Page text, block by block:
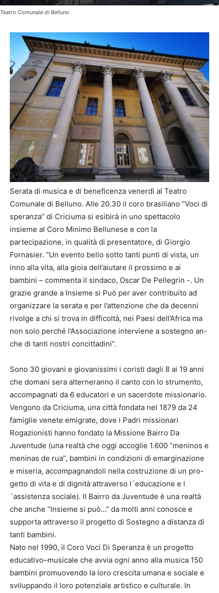
Teatro Comunale di Belluno
Serata di musica e di beneficenza venerdì al Teatro
Comunale di Belluno. Alle 20.30 il coro brasiliano “Voci di
speranza” di Criciuma si esibirà in uno spettacolo
insieme al Coro Minimo Bellunese e con la
partecipazione, in qualità di presentatore, di Giorgio
Fornasier. “Un evento bello sotto tanti punti di vista, un
inno alla vita, alla gioia dell’aiutare il prossimo e ai
bambini – commenta il sindaco, Oscar De Pellegrin -. Un
grazie grande a Insieme si Può per aver contribuito ad
organizzare la serata e per l’attenzione che da decenni
rivolge a chi si trova in difficoltà, nei Paesi dell’Africa ma
non solo perché l’Associazione interviene a sostegno an-
che di tanti nostri concittadini”.
Sono 30 giovani e giovanissimi i coristi dagli 8 ai 19 anni
che domani sera alterneranno il canto con lo strumento,
accompagnati da 6 educatori e un sacerdote missionario.
Vengono da Criciuma, una città fondata nel 1879 da 24
famiglie venete emigrate, dove i Padri missionari
Rogazionisti hanno fondato la Missione Bairro Da
Juventude (una realtà che oggi accoglie 1.600 “meninos e
meninas de rua”, bambini in condizioni di emarginazione
e miseria, accompagnandoli nella costruzione di un pro-
getto di vita e di dignità attraverso l´educazione e l
´assistenza sociale). Il Bairro da Juventude è una realtà
che anche “Insieme si può…” da molti anni conosce e
supporta attraverso il progetto di Sostegno a distanza di
tanti bambini.
Nato nel 1990, il Coro Voci Di Speranza è un progetto
educativo–musicale che avvia ogni anno alla musica 150
bambini promuovendo la loro crescita umana e sociale e
sviluppando il loro potenziale artistico e culturale. In